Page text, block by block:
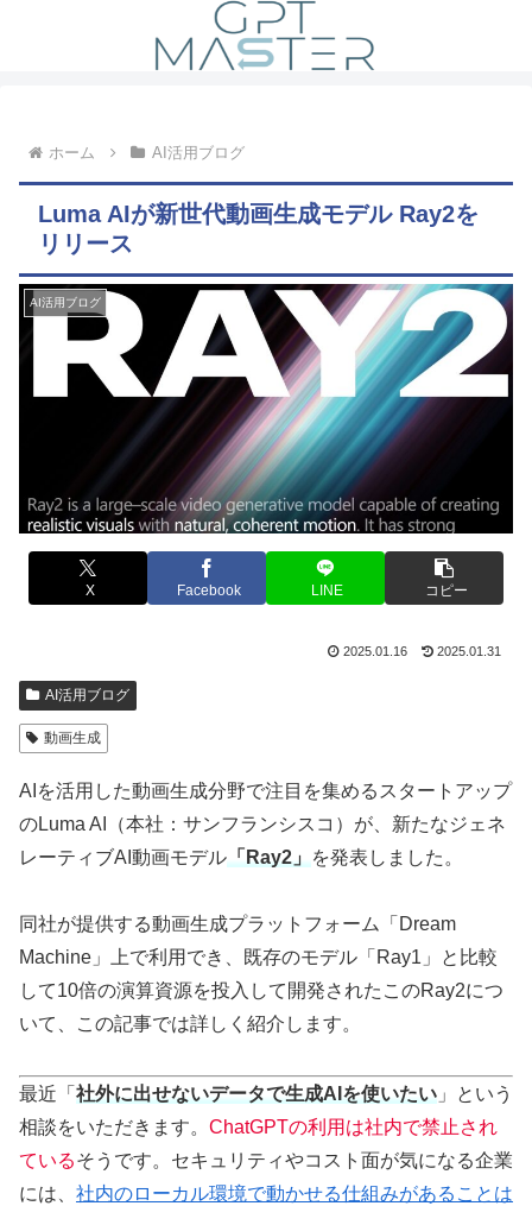
ホーム AI活用ブログ
Luma AIが新世代動画生成モデル Ray2を
リリース
AI活用ブログ
X Facebook LINE コピー
2025.01.16 2025.01.31
AI活用ブログ
動画生成
AIを活用した動画生成分野で注目を集めるスタートアップ
のLuma AI（本社：サンフランシスコ）が、新たなジェネ
レーティブAI動画モデル 「Ray2」 を発表しました。
同社が提供する動画生成プラットフォーム「Dream
Machine」上で利用でき、既存のモデル「Ray1」と比較
して10倍の演算資源を投入して開発されたこのRay2につ
いて、この記事では詳しく紹介します。
最近「 社外に出せないデータで生成AIを使いたい 」という
相談をいただきます。 ChatGPTの利用は社内で禁止され
ているそうです。セキュリティやコスト面が気になる企業
には、 社内のローカル環境で動かせる仕組みがあることは